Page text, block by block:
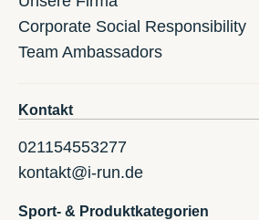
Corporate Social Responsibility
Team Ambassadors
Kontakt
021154553277
kontakt@i-run.de
Sport- & Produktkategorien